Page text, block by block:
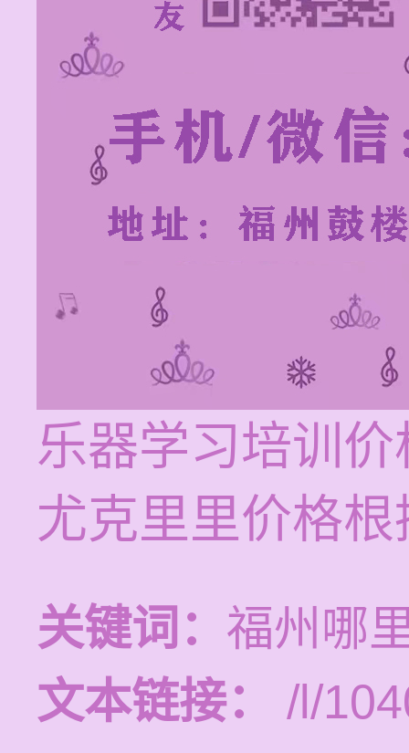
乐器学习培训
尤克里里价格
关键词： 福州哪
文本链接：
/l/